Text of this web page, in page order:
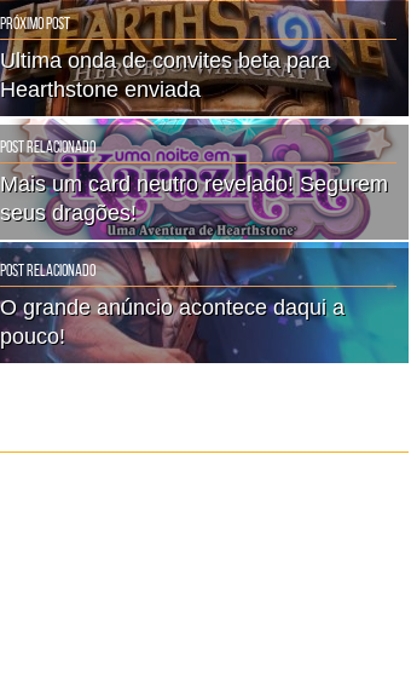
Próximo Post
Ultima onda de convites beta para
Hearthstone enviada
Post Relacionado
Mais um card neutro revelado! Segurem
seus dragões!
Post Relacionado
O grande anúncio acontece daqui a
pouco!